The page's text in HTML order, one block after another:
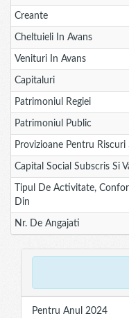
Creante
Cheltuieli In Avans
Venituri In Avans
Capitaluri
Patrimoniul Regiei
Patrimoniul Public
Provizioane Pentru Riscuri
Capital Social Subscris Si
Tipul De Activitate,
Din
Nr. De Angajati
Pentru Anul 2024